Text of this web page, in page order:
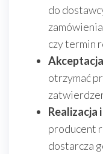
do
czy termin
otrzymać
Realizacja
producent
dostarcza